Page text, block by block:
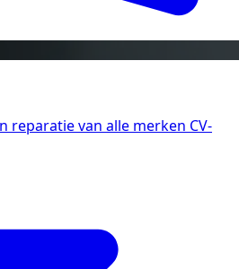
reparatie van alle merken CV-